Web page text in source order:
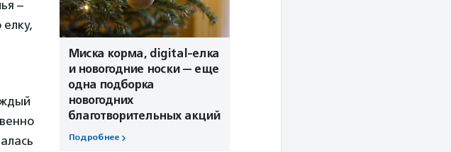
Миска корма, digital-елка
и новогодние носки — еще
одна подборка
новогодних
благотворительных акций
Подробнее
–